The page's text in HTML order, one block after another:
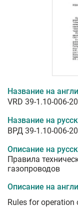
Название на
VRD 39-1.10-006-
Название на
ВРД 39-1.10-006-
Описание на
Правила
газопроводов
Описание на
Rules for